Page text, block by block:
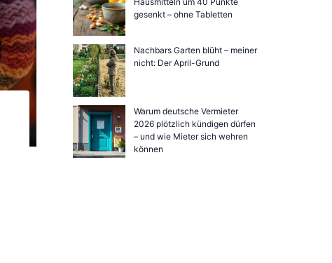
gesenkt – ohne Tabletten
Nachbars Garten blüht – meiner
nicht: Der April-Grund
Warum deutsche Vermieter
2026 plötzlich kündigen dürfen
– und wie Mieter sich wehren
können